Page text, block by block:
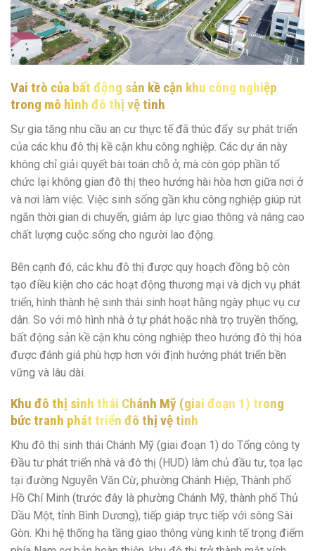
Vai trò của bất động sản kề cận khu công nghiệp
trong mô hình đô thị vệ tinh
Sự gia tăng nhu cầu an cư thực tế đã thúc đẩy sự phát triển
của các khu đô thị kề cận khu công nghiệp. Các dự án này
không chỉ giải quyết bài toán chỗ ở, mà còn góp phần tổ
chức lại không gian đô thị theo hướng hài hòa hơn giữa nơi ở
và nơi làm việc. Việc sinh sống gần khu công nghiệp giúp rút
ngắn thời gian di chuyển, giảm áp lực giao thông và nâng cao
chất lượng cuộc sống cho người lao động.
Bên cạnh đó, các khu đô thị được quy hoạch đồng bộ còn
tạo điều kiện cho các hoạt động thương mại và dịch vụ phát
triển, hình thành hệ sinh thái sinh hoạt hằng ngày phục vụ cư
dân. So với mô hình nhà ở tự phát hoặc nhà trọ truyền thống,
bất động sản kề cận khu công nghiệp theo hướng đô thị hóa
được đánh giá phù hợp hơn với định hướng phát triển bền
vững và lâu dài.
Khu đô thị sinh thái Chánh Mỹ (giai đoạn 1) trong
bức tranh phát triển đô thị vệ tinh
Khu đô thị sinh thái Chánh Mỹ (giai đoạn 1) do Tổng công ty
Đầu tư phát triển nhà và đô thị (HUD) làm chủ đầu tư, tọa lạc
tại đường Nguyễn Văn Cừ, phường Chánh Hiệp, Thành phố
Hồ Chí Minh (trước đây là phường Chánh Mỹ, thành phố Thủ
Dầu Một, tỉnh Bình Dương), tiếp giáp trực tiếp với sông Sài
Gòn. Khi hệ thống hạ tầng giao thông vùng kinh tế trọng điểm